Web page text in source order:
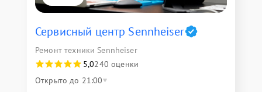
Сервисный центр Sennheiser
Ремонт техники Sennheiser
5,0240 оценки
Открыто до 21:00